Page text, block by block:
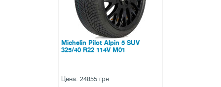
Michelin Pilot Alpin 5 SUV
325/40 R22 114V M01
Цена: 24855 грн